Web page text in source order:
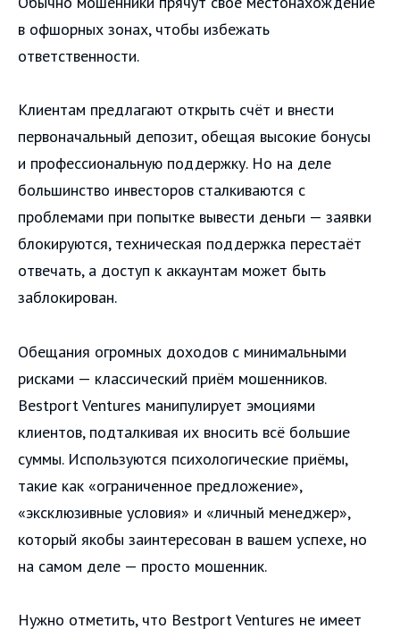
в офшорных зонах, чтобы избежать
ответственности.
Клиентам предлагают открыть счёт и внести
первоначальный депозит, обещая высокие бонусы
и профессиональную поддержку. Но на деле
большинство инвесторов сталкиваются с
проблемами при попытке вывести деньги — заявки
блокируются, техническая поддержка перестаёт
отвечать, а доступ к аккаунтам может быть
заблокирован.
Обещания огромных доходов с минимальными
рисками — классический приём мошенников.
Bestport Ventures манипулирует эмоциями
клиентов, подталкивая их вносить всё большие
суммы. Используются психологические приёмы,
такие как «ограниченное предложение»,
«эксклюзивные условия» и «личный менеджер»,
который якобы заинтересован в вашем успехе, но
на самом деле — просто мошенник.
Нужно отметить, что Bestport Ventures не имеет